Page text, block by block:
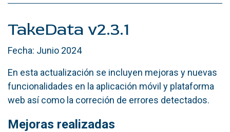
TakeData v2.3.1
Fecha: Junio 2024
En esta actualización se incluyen mejoras y nuevas
funcionalidades en la aplicación móvil y plataforma
web así como la correción de errores detectados.
Mejoras realizadas